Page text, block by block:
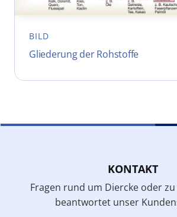
BILD
Gliederung der Rohstoffe
KONTAKT
Fragen rund um Diercke oder
beantwortet unser